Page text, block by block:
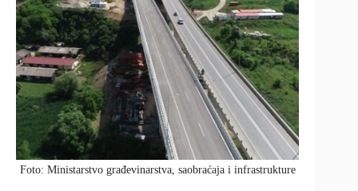
Foto: Ministarstvo građevinarstva, saobraćaja i infrastrukture